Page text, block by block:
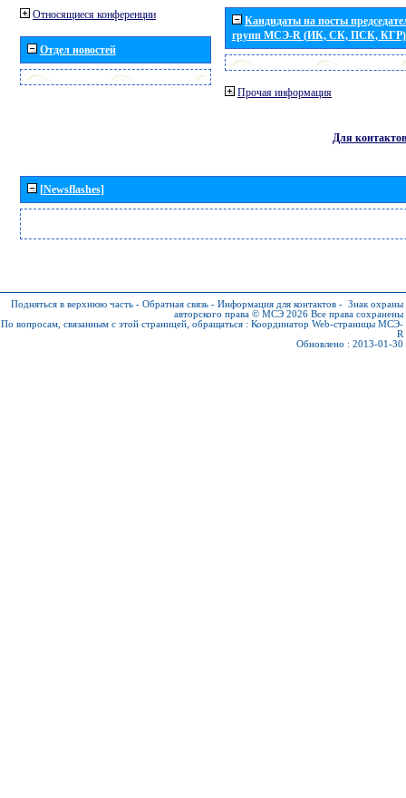
Относящиеся конференции
Отдел новостей
Кандидаты на посты
групп МСЭ-R (ИК, СК, ПСК, КГР)
Прочая информация
Для контактов
[Newsflashes]
Подняться в верхнюю часть - Обратная связь - Информация для контактов - Знак охраны
авторского права © МСЭ 2026 Все права сохранены
По вопросам, связанным с этой страницей, обращаться : Координатор Web-страницы МСЭ-
R
Обновлено : 2013-01-30